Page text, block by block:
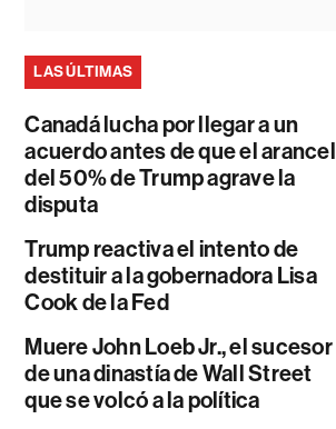
LAS ÚLTIMAS
Canadá lucha por llegar a un
acuerdo antes de que el arancel
del 50% de Trump agrave la
disputa
Trump reactiva el intento de
destituir a la gobernadora Lisa
Cook de la Fed
Muere John Loeb Jr., el sucesor
de una dinastía de Wall Street
que se volcó a la política